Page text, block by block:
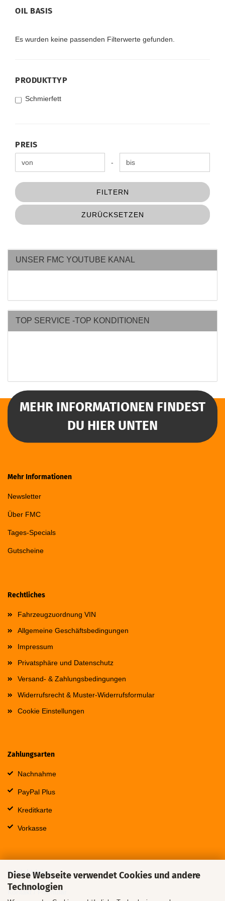
Diese Webseite verwendet Cookies und andere
Technologien
OIL
OIL BASIS
Es wurden keine passenden Filterwerte gefunden.
PRODUKTTYP
PRODUKTTYP
Schmierfett
PREIS
PREIS
Preis bis -
FILTERN
ZURÜCKSETZEN
UNSER FMC YOUTUBE KANAL
TOP SERVICE -TOP KONDITIONEN
MEHR INFORMATIONEN FINDEST
DU HIER UNTEN
Mehr Informationen
Newsletter
Über FMC
Tages-Specials
Gutscheine
Rechtliches
Fahrzeugzuordnung VIN
Allgemeine Geschäftsbedingungen
Impressum
Privatsphäre und Datenschutz
Versand- & Zahlungsbedingungen
Widerrufsrecht & Muster-Widerrufsformular
Cookie Einstellungen
Zahlungsarten
Nachnahme
PayPal Plus
Kreditkarte
Vorkasse
Kontaktdaten
Kontakt / Formular